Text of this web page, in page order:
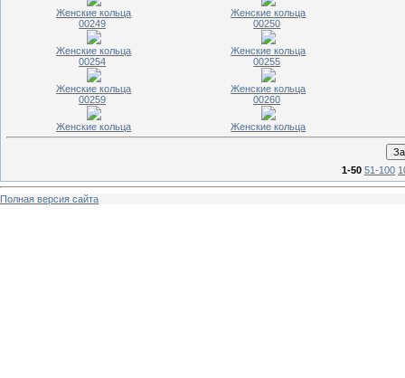
Женские кольца
Женские кольца
00249
Женские кольца
00250
Женские кольца
00254
Женские кольца
00255
Женские кольца
00259
Женские кольца
00260
Женские кольца
1-50 51-100
Полная версия сайта